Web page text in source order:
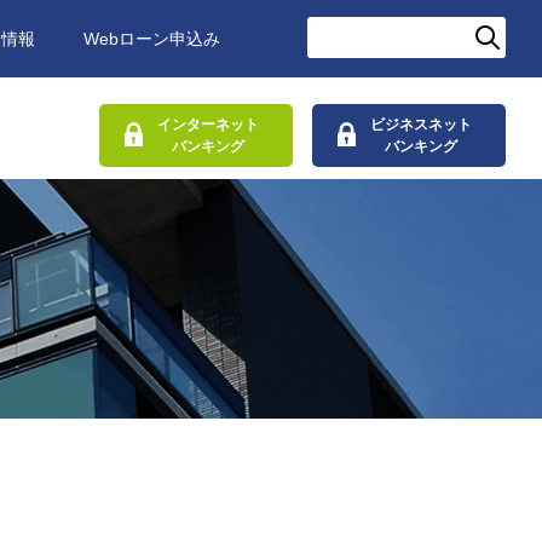
報 Webローン申込み
インターネット
バンキング
ビジネスネット
バンキング